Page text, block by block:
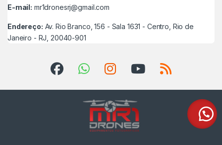
E-mail: mr1dronesrj@gmail.com
Endereço: Av. Rio Branco, 156 - Sala 1631 - Centro, Rio de
Janeiro - RJ, 20040-901